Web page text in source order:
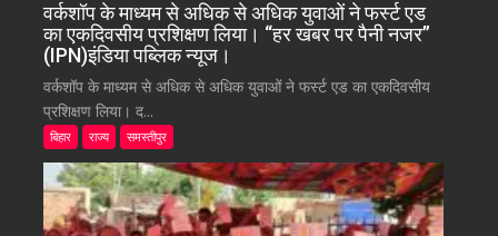
वर्कशॉप के माध्यम से अधिक से अधिक युवाओं ने फर्स्ट एड
का एकदिवसीय प्रशिक्षण लिया। “हर खबर पर पैनी नजर”
(IPN)इंडिया पब्लिक न्यूज।
वर्कशॉप के माध्यम से अधिक से अधिक युवाओं ने फर्स्ट एड का एकदिवसीय
प्रशिक्षण लिया। द...
बिहार राज्य समस्तीपुर